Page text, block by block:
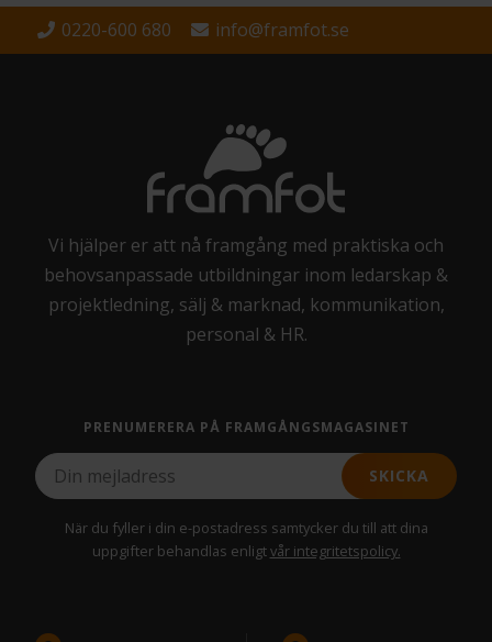
0220-600 680 info@framfot.se
Vi hjälper er att nå framgång med praktiska och
behovsanpassade utbildningar inom ledarskap &
projektledning, sälj & marknad, kommunikation,
personal & HR.
PRENUMERERA PÅ FRAMGÅNGSMAGASINET
SKICKA
När du fyller i din e-postadress samtycker du till att dina
uppgifter behandlas enligtvår integritetspolicy.